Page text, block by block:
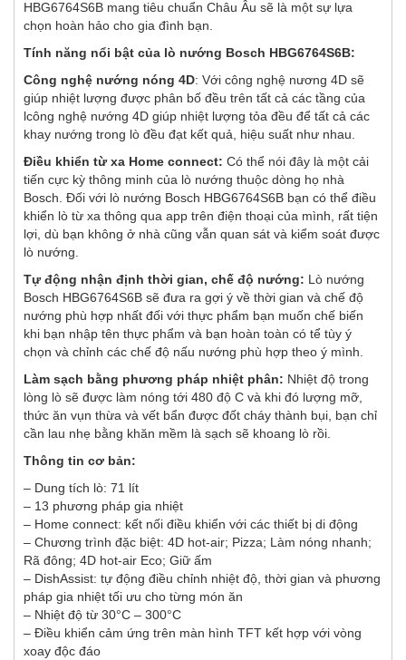
HBG6764S6B mang tiêu chuẩn Châu Âu sẽ là một sự lựa
chọn hoàn hảo cho gia đình bạn.
Tính năng nổi bật của lò nướng Bosch HBG6764S6B:
Công nghệ nướng nóng 4D: Với công nghệ nương 4D sẽ
giúp nhiệt lượng được phân bố đều trên tất cả các tầng của
lcông nghệ nướng 4D giúp nhiệt lượng tỏa đều để tất cả các
khay nướng trong lò đều đạt kết quả, hiệu suất như nhau.
Điều khiển từ xa Home connect: Có thể nói đây là một cải
tiến cực kỳ thông minh của lò nướng thuộc dòng họ nhà
Bosch. Đối với lò nướng Bosch HBG6764S6B bạn có thể điều
khiển lò từ xa thông qua app trên điện thoại của mình, rất tiện
lợi, dù bạn không ở nhà cũng vẫn quan sát và kiểm soát được
lò nướng.
Tự động nhận định thời gian, chế độ nướng: Lò nướng
Bosch HBG6764S6B sẽ đưa ra gợi ý về thời gian và chế độ
nướng phù hợp nhất đối với thực phẩm bạn muốn chế biến
khi bạn nhập tên thực phẩm và bạn hoàn toàn có tể tùy ý
chọn và chỉnh các chế độ nấu nướng phù hợp theo ý mình.
Làm sạch bằng phương pháp nhiệt phân: Nhiệt độ trong
lòng lò sẽ được làm nóng tới 480 độ C và khi đó lượng mỡ,
thức ăn vụn thừa và vết bẩn được đốt cháy thành bụi, bạn chỉ
cần lau nhẹ bằng khăn mềm là sạch sẽ khoang lò rồi.
Thông tin cơ bản:
– Dung tích lò: 71 lít
– 13 phương pháp gia nhiệt
– Home connect: kết nối điều khiển với các thiết bị di động
– Chương trình đặc biệt: 4D hot-air; Pizza; Làm nóng nhanh;
Rã đông; 4D hot-air Eco; Giữ ấm
– DishAssist: tự động điều chỉnh nhiệt độ, thời gian và phương
pháp gia nhiệt tối ưu cho từng món ăn
– Nhiệt độ từ 30°C – 300°C
– Điều khiển cảm ứng trên màn hình TFT kết hợp với vòng
xoay độc đáo